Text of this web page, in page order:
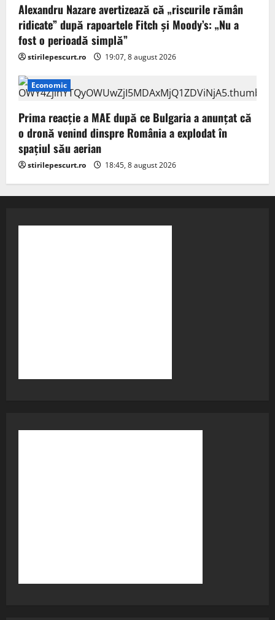
Alexandru Nazare avertizează că „riscurile rămân
ridicate” după rapoartele Fitch și Moody’s: „Nu a
fost o perioadă simplă”
stirilepescurt.ro 19:07, 8 august 2026
Economic
Prima reacție a MAE după ce Bulgaria a anunţat că
o dronă venind dinspre România a explodat în
spaţiul său aerian
stirilepescurt.ro 18:45, 8 august 2026